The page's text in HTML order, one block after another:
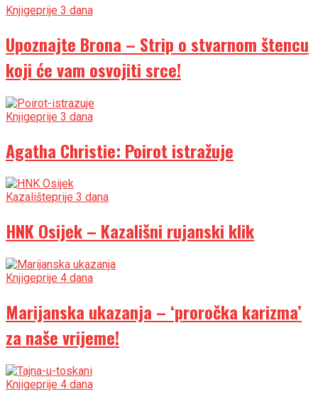
Knjigeprije 3 dana
Upoznajte Brona – Strip o stvarnom štencu
koji će vam osvojiti srce!
Knjigeprije 3 dana
Agatha Christie: Poirot istražuje
Kazališteprije 3 dana
HNK Osijek – Kazališni rujanski klik
Knjigeprije 4 dana
Marijanska ukazanja – ‘proročka karizma’
za naše vrijeme!
Knjigeprije 4 dana